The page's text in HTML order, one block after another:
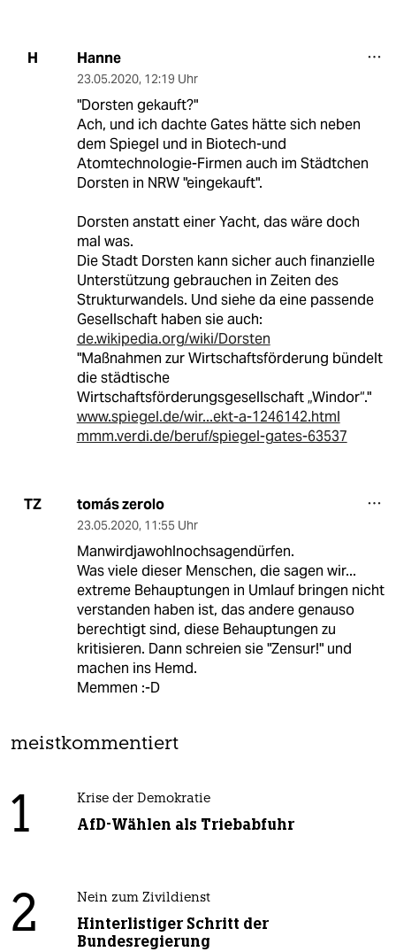
H Hanne
23.05.2020, 12:19 Uhr
"Dorsten gekauft?"
Ach, und ich dachte Gates hätte sich neben
dem Spiegel und in Biotech-und
Atomtechnologie-Firmen auch im Städtchen
Dorsten in NRW "eingekauft".
Dorsten anstatt einer Yacht, das wäre doch
mal was.
Die Stadt Dorsten kann sicher auch finanzielle
Unterstützung gebrauchen in Zeiten des
Strukturwandels. Und siehe da eine passende
Gesellschaft haben sie auch:
de.wikipedia.org/wiki/Dorsten
"Maßnahmen zur Wirtschaftsförderung bündelt
die städtische
Wirtschaftsförderungsgesellschaft „Windor“."
www.spiegel.de/wir...ekt-a-1246142.html
mmm.verdi.de/beruf/spiegel-gates-63537
TZ tomás zerolo
23.05.2020, 11:55 Uhr
Manwirdjawohlnochsagendürfen.
Was viele dieser Menschen, die sagen wir...
extreme Behauptungen in Umlauf bringen nicht
verstanden haben ist, das andere genauso
berechtigt sind, diese Behauptungen zu
kritisieren. Dann schreien sie "Zensur!" und
machen ins Hemd.
Memmen :-D
meistkommentiert
1 Krise der Demokratie
AfD-Wählen als Triebabfuhr
2 Nein zum Zivildienst
Hinterlistiger Schritt der
Bundesregierung